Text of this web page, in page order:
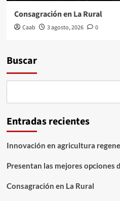
Consagración en La Rural
Caab 3 agosto, 2026 0
Buscar
Entradas recientes
Innovación en agricultura
Presentan las mejores opciones
Consagración en La Rural